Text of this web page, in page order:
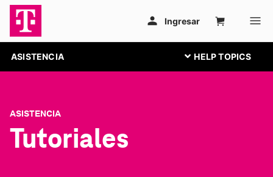
ASISTENCIA
ASISTENCIA
Tutoriales